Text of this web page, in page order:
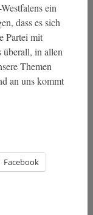
ein
dass es sich
Partei mit
überall, in allen
Themen
an uns kommt
Facebook